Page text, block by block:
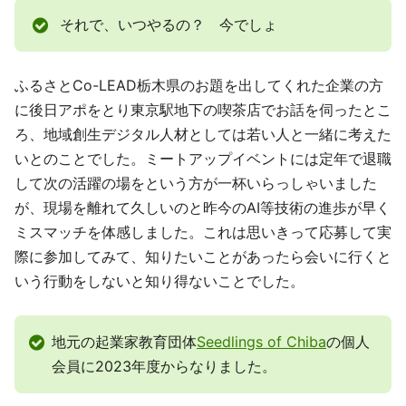
それで、いつやるの？ 今でしょ
ふるさとCo-LEAD栃木県のお題を出してくれた企業の方
に後日アポをとり東京駅地下の喫茶店でお話を伺ったとこ
ろ、地域創生デジタル人材としては若い人と一緒に考えた
いとのことでした。ミートアップイベントには定年で退職
して次の活躍の場をという方が一杯いらっしゃいました
が、現場を離れて久しいのと昨今のAI等技術の進歩が早く
ミスマッチを体感しました。これは思いきって応募して実
際に参加してみて、知りたいことがあったら会いに行くと
いう行動をしないと知り得ないことでした。
地元の起業家教育団体Seedlings of Chibaの個人
会員に2023年度からなりました。